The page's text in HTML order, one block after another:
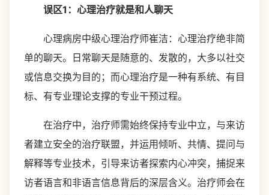
误区1：心理治疗就是和人聊天
心理病房中级心理治疗师崔洁：心理治疗绝非简
单的聊天。日常聊天是随意的、发散的，大多以社交
或信息交换为目的；而心理治疗是一种有系统、有目
标、有专业理论支撑的专业干预过程。
在治疗中，治疗师需始终保持专业中立，与来访
者建立安全的治疗联盟，并运用倾听、共情、提问与
解释等专业技术，引导来访者探索内心冲突，捕捉来
访者语言和非语言信息背后的深层含义。治疗师会在